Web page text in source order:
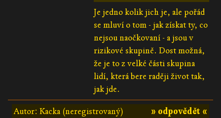
Je jedno kolik jich je, ale pořád
se mluví o tom - jak získat ty, co
nejsou naočkovaní - a jsou v
rizikové skupině. Dost možná,
že je to z velké části skupina
lidí, která bere raději život tak,
jak jde.
» odpovědět «
Autor: Kacka (neregistrovaný)